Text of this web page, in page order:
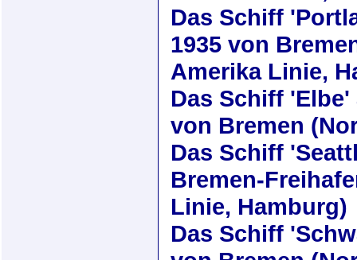
Das Schiff
1935 von
Amerika Linie,
Das Schiff 'Elbe'
von Bremen
Das Schiff
Bremen-
Linie, Hamburg)
Das Schiff